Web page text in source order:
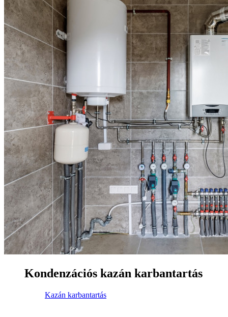
Kondenzációs kazán karbantartás
Kazán karbantartás